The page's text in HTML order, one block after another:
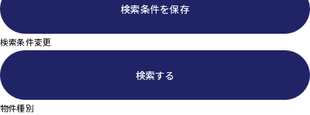
検索条件を保存
検索条件変更
検索する
物件種別